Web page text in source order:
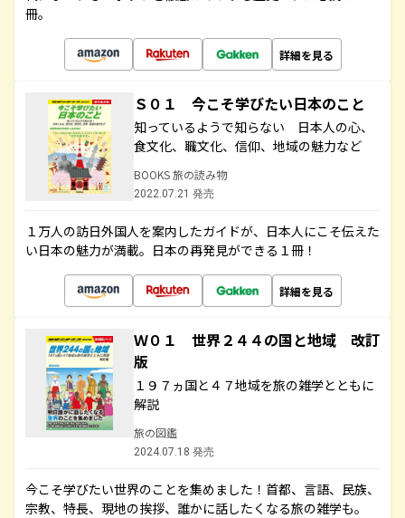
冊。
詳細を見る
Ｓ０１ 今こそ学びたい日本のこと
知っているようで知らない 日本人の心、
食文化、職文化、信仰、地域の魅力など
BOOKS 旅の読み物
2022.07.21 発売
１万人の訪日外国人を案内したガイドが、日本人にこそ伝えた
い日本の魅力が満載。日本の再発見ができる１冊！
詳細を見る
Ｗ０１ 世界２４４の国と地域 改訂
版
１９７ヵ国と４７地域を旅の雑学とともに
解説
旅の図鑑
2024.07.18 発売
今こそ学びたい世界のことを集めました！首都、言語、民族、
宗教、特長、現地の挨拶、誰かに話したくなる旅の雑学も。